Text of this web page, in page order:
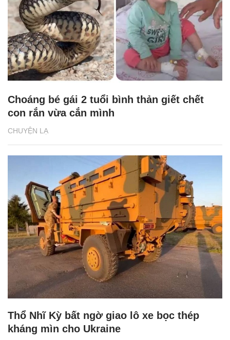
CHUYỆN LẠ
Choáng bé gái 2 tuổi bình thản giết chết
con rắn vừa cắn mình
Thổ Nhĩ Kỳ bất ngờ giao lô xe bọc thép
kháng mìn cho Ukraine